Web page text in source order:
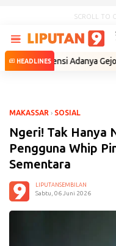
SCROLL TO
HEADLINES
Adanya Gejolak
MAKASSAR › SOSIAL
Ngeri! Tak Hanya
Pengguna Whip
Sementara
LIPUTANSEMBILAN
Sabtu, 06 Juni 2026